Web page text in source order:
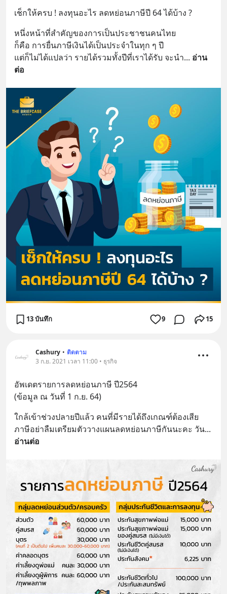
เช็กให้ครบ ! ลงทุนอะไร ลดหย่อนภาษีปี 64 ได้บ้าง ?
หนึ่งหน้าที่สำคัญของการเป็นประชาชนคนไทย
ก็คือ การยื่นภาษีเงินได้เป็นประจำในทุก ๆ ปี
แต่ก็ไม่ได้แปลว่า รายได้รวมทั้งปีที่เราได้รับ จะนำ... อ่าน
ต่อ
13 บันทึก 9 15
Cashury • ติดตาม
3 ก.ย. 2021 เวลา 11:00 • ธุรกิจ
อัพเดตรายการลดหย่อนภาษี ปี2564
(ข้อมูล ณ วันที่ 1 ก.ย. 64)
ใกล้เข้าช่วงปลายปีแล้ว คนที่มีรายได้ถึงเกณฑ์ต้องเสีย
ภาษีอย่าลืมเตรียมตัววางแผนลดหย่อนภาษีกันนะคะ วัน
อ่านต่อ